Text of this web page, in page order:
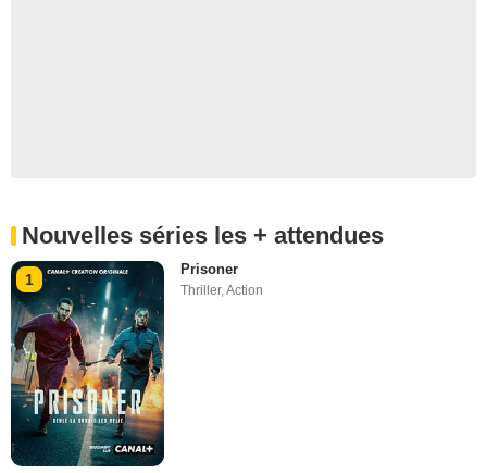
Nouvelles séries les + attendues
1
Prisoner
Thriller,Action